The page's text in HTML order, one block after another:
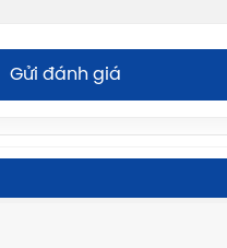
Gửi đánh giá